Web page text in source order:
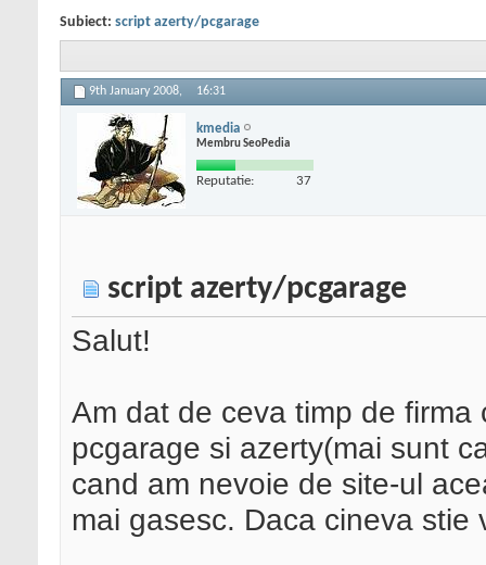
Subiect: script azerty/pcgarage
9th January 2008, 16:31
kmedia
Membru SeoPedia
Reputatie: 37
script azerty/pcgarage
Salut!
Am dat de ceva timp de
pcgarage si azerty(mai sunt
cand am nevoie de site-ul
mai gasesc. Daca cineva stie